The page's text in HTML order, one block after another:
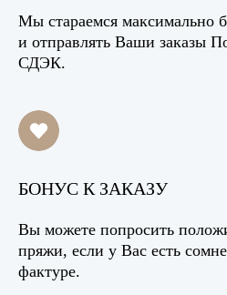
Мы стараемся максимально
и отправлять Ваши заказы
СДЭК.
БОНУС К ЗАКАЗУ
Вы можете попросить
пряжи, если у Вас есть
фактуре.